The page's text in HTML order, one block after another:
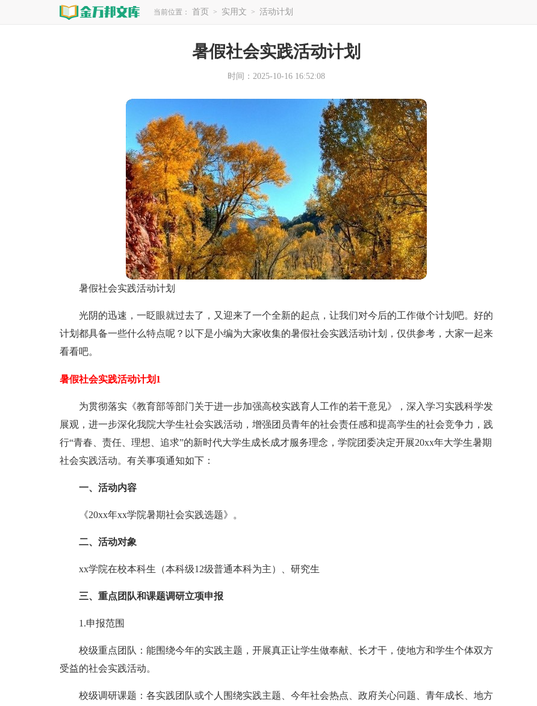
当前位置： 首页 > 实用文 > 活动计划
暑假社会实践活动计划
时间：2025-10-16 16:52:08
暑假社会实践活动计划
光阴的迅速，一眨眼就过去了，又迎来了一个全新的起点，让我们对今后的工作做个计划吧。好的
计划都具备一些什么特点呢？以下是小编为大家收集的暑假社会实践活动计划，仅供参考，大家一起来
看看吧。
暑假社会实践活动计划1
为贯彻落实《教育部等部门关于进一步加强高校实践育人工作的若干意见》，深入学习实践科学发
展观，进一步深化我院大学生社会实践活动，增强团员青年的社会责任感和提高学生的社会竞争力，践
行“青春、责任、理想、追求”的新时代大学生成长成才服务理念，学院团委决定开展20xx年大学生暑期
社会实践活动。有关事项通知如下：
一、活动内容
《20xx年xx学院暑期社会实践选题》。
二、活动对象
xx学院在校本科生（本科级12级普通本科为主）、研究生
三、重点团队和课题调研立项申报
1.申报范围
校级重点团队：能围绕今年的实践主题，开展真正让学生做奉献、长才干，使地方和学生个体双方
受益的社会实践活动。
校级调研课题：各实践团队或个人围绕实践主题、今年社会热点、政府关心问题、青年成长、地方